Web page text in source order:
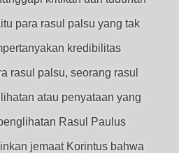
para rasul palsu yang tak
kredibilitas
rasul palsu, seorang rasul
atau penyataan yang
Rasul Paulus
jemaat Korintus bahwa